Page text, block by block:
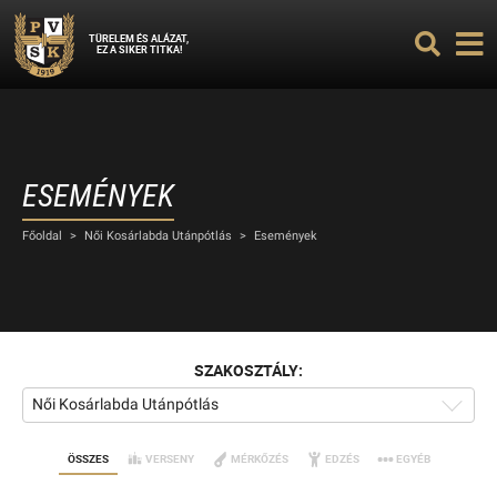
TÜRELEM ÉS ALÁZAT,
EZ A SIKER TITKA!
ESEMÉNYEK
Főoldal > Női Kosárlabda Utánpótlás > Események
SZAKOSZTÁLY:
Női Kosárlabda Utánpótlás
ÖSSZES VERSENY MÉRKŐZÉS EDZÉS EGYÉB